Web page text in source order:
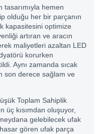
tasarımıyla hemen
olduğu her bir parçanın
kapasitesini optimize
artıran ve aracın
maliyetleri azaltan LED
korurken
Aynı zamanda sıcak
son derece sağlam ve
Toplam Sahiplik
üç kısımdan oluşuyor,
gelebilecek ufak
gören ufak parça